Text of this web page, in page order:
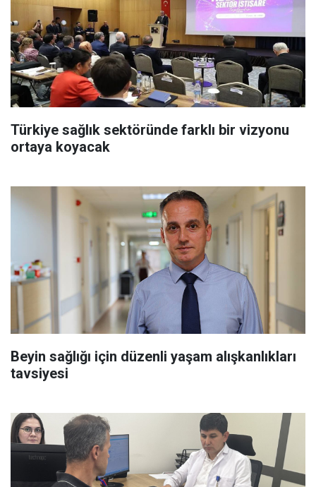
Türkiye sağlık sektöründe farklı bir vizyonu
ortaya koyacak
Beyin sağlığı için düzenli yaşam alışkanlıkları
tavsiyesi